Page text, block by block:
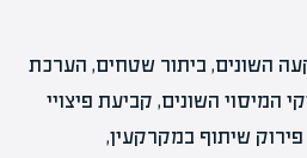
השונים, ביתור שטחים, הערכת
המיסוי השונים, קביעת פיצויי
פירוק שיתוף במקרקעין,